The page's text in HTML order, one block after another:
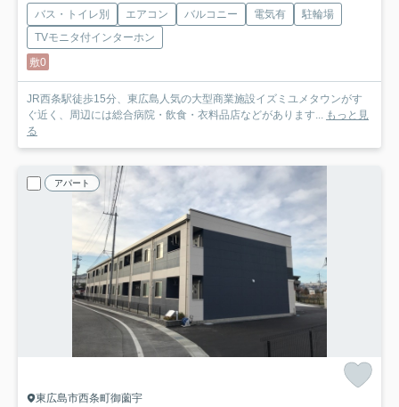
バス・トイレ別 エアコン バルコニー 電気有
駐輪場
TVモニタ付インターホン
敷0
JR西条駅徒歩15分、東広島人気の大型商業施設イズミユメタウンがす
ぐ近く、周辺には総合病院・飲食・衣料品店などがあります... もっと見
る
アパート
東広島市西条町御薗宇